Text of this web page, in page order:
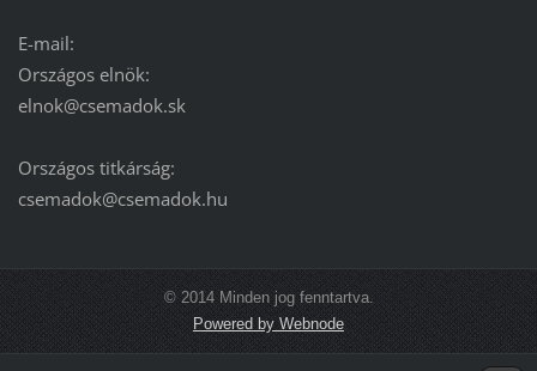
E-mail:
Országos elnök:
elnok@csemadok.sk
Országos titkárság:
csemadok@csemadok.hu
© 2014 Minden jog fenntartva.
Powered by Webnode